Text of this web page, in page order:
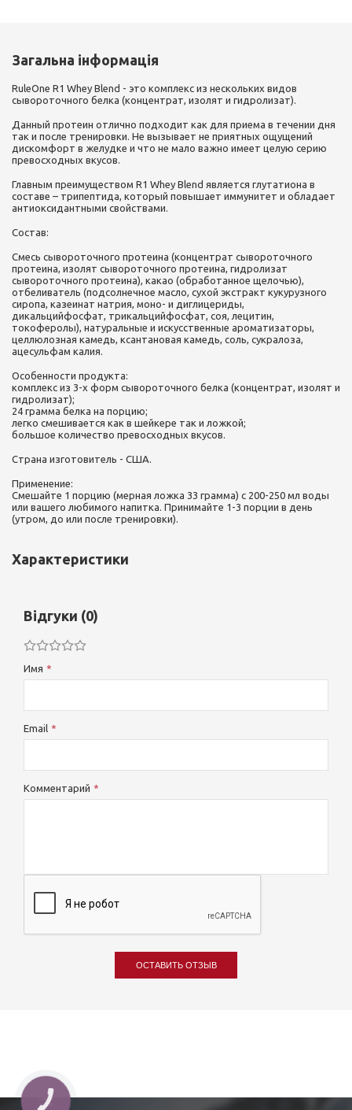
Загальна інформація
RuleOne R1 Whey Blend - это комплекс из нескольких видов
сывороточного белка (концентрат, изолят и гидролизат).
Данный протеин отлично подходит как для приема в течении дня
так и после тренировки. Не вызывает не приятных ощущений
дискомфорт в желудке и что не мало важно имеет целую серию
превосходных вкусов.
Главным преимуществом R1 Whey Blend является глутатиона в
составе – трипептида, который повышает иммунитет и обладает
антиоксидантными свойствами.
Состав:
Смесь сывороточного протеина (концентрат сывороточного
протеина, изолят сывороточного протеина, гидролизат
сывороточного протеина), какао (обработанное щелочью),
отбеливатель (подсолнечное масло, сухой экстракт кукурузного
сиропа, казеинат натрия, моно- и диглицериды,
дикальцийфосфат, трикальцийфосфат, соя, лецитин,
токоферолы), натуральные и искусственные ароматизаторы,
целлюлозная камедь, ксантановая камедь, соль, сукралоза,
ацесульфам калия.
Особенности продукта:
комплекс из 3-х форм сывороточного белка (концентрат, изолят и
гидролизат);
24 грамма белка на порцию;
легко смешивается как в шейкере так и ложкой;
большое количество превосходных вкусов.
Страна изготовитель - США.
Применение:
Смешайте 1 порцию (мерная ложка 33 грамма) с 200-250 мл воды
или вашего любимого напитка. Принимайте 1-3 порции в день
(утром, до или после тренировки).
Характеристики
Відгуки (0)
Имя
Email
Комментарий
ОСТАВИТЬ ОТЗЫВ
КНОПКА
ЗВ'ЯЗКУ